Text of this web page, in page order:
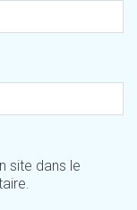
site dans le